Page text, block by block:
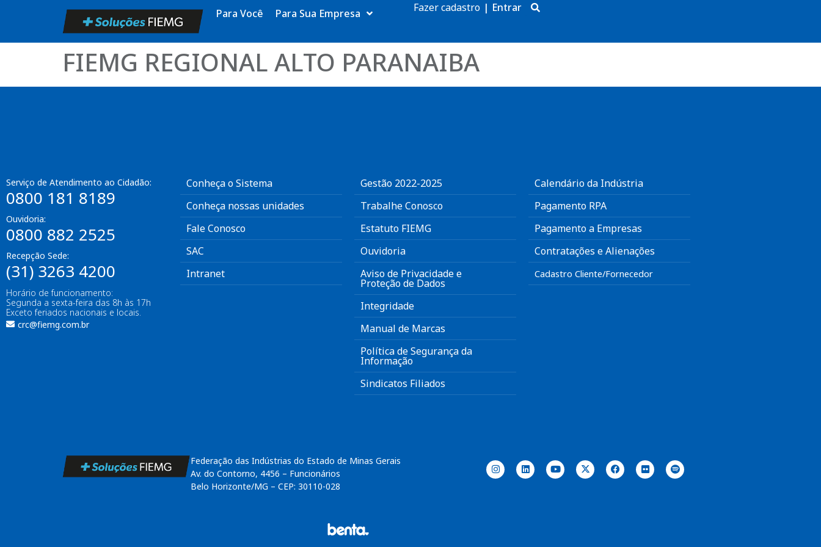
Para Você Para Sua Empresa Fazer cadastro | Entrar
FIEMG REGIONAL ALTO PARANAIBA
Serviço de Atendimento ao Cidadão:
0800 181 8189
Ouvidoria:
0800 882 2525
Recepção Sede:
(31) 3263 4200
Horário de funcionamento:
Segunda a sexta-feira das 8h às 17h
Exceto feriados nacionais e locais.
crc@fiemg.com.br
Conheça o Sistema
Conheça nossas unidades
Fale Conosco
SAC
Intranet
Gestão 2022-2025
Trabalhe Conosco
Estatuto FIEMG
Ouvidoria
Aviso de Privacidade e
Proteção de Dados
Integridade
Manual de Marcas
Política de Segurança da
Informação
Sindicatos Filiados
Calendário da Indústria
Pagamento RPA
Pagamento a Empresas
Contratações e Alienações
Cadastro Cliente/Fornecedor
Federação das Indústrias do Estado de Minas Gerais
Av. do Contorno, 4456 – Funcionários
Belo Horizonte/MG – CEP: 30110-028